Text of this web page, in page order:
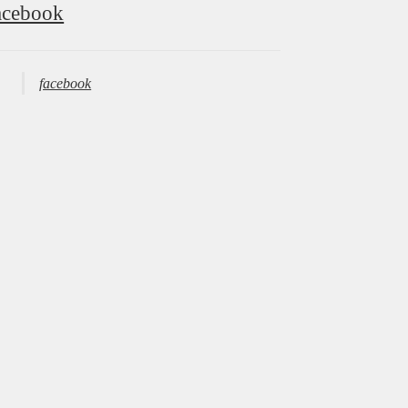
facebook